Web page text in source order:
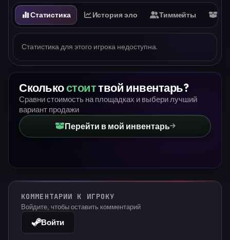
Статистика История эло Тиммейты
Статистика для этого игрока недоступна.
Сколькостоиттвой инвентарь?
Сравни стоимость на площадках и выбери лучший
вариант продажи
Перейти в мой инвентарь
КОММЕНТАРИИ К ИГРОКУ
Войдите, чтобы оставить комментарий
Войти